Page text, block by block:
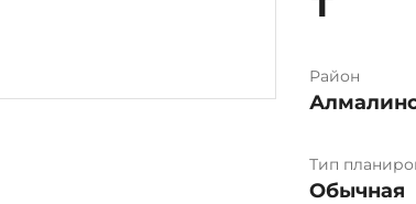
Район
Тип
Обычная